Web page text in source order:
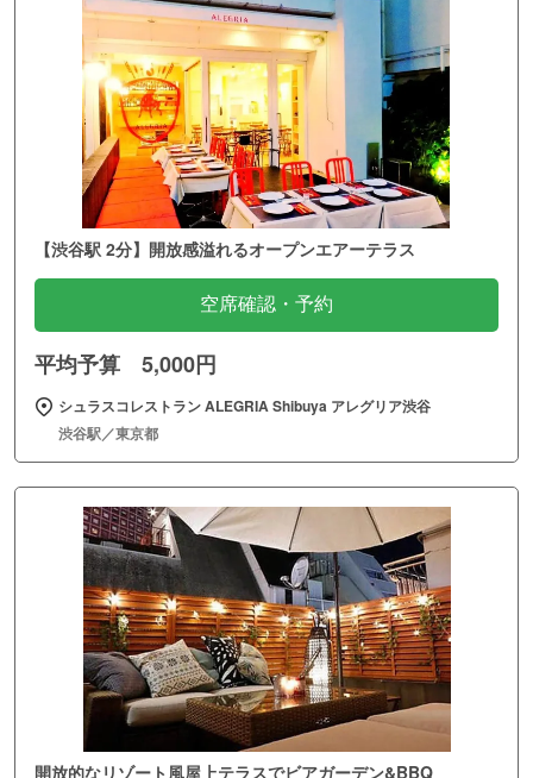
【渋谷駅 2分】開放感溢れるオープンエアーテラス
空席確認・予約
平均予算 5,000円
シュラスコレストラン ALEGRIA Shibuya アレグリア渋谷
渋谷駅／東京都
開放的なリゾート風屋上テラスでビアガーデン&BBQ